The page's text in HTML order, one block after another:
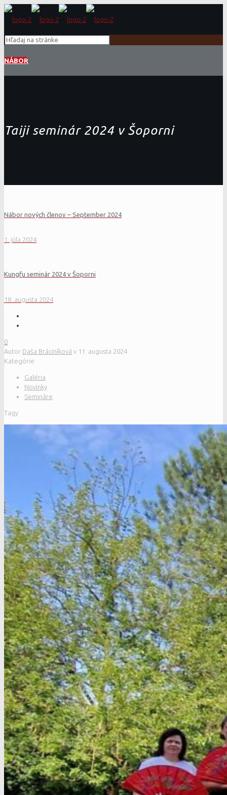
NÁBOR
Taiji seminár 2024 v Šoporni
Nábor nových členov – September 2024
1. júla 2024
Kungfu seminár 2024 v Šoporni
18. augusta 2024
0
Autor Daša Bráciníková v 11. augusta 2024
Kategórie
Galéria
Novinky
Semináre
Tagy